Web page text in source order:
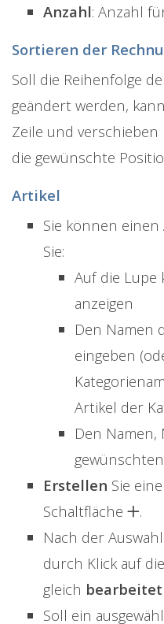
Anzahl: Anzahl
Sortieren der
Soll die Reihenfolge
geändert werden,
Zeile und
die gewünschte
Artikel
Sie können einen
Sie:
Auf die Lupe
anzeigen
Den Namen
eingeben
Artikel der
Den Namen,
Erstellen Sie
Schaltfläche
.
Nach der
durch Klick auf
gleich bearbeitet
Soll ein